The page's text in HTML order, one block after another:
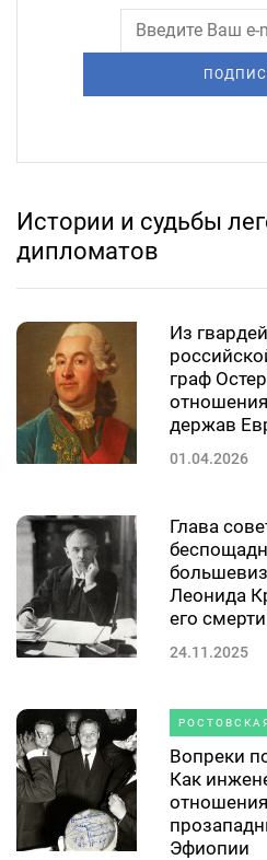
Истории и судьбы
дипломатов
Из
граф
держав
01.04.2026
Глава
Леонида
его смерти
24.11.2025
Вопреки
Как
Эфиопии